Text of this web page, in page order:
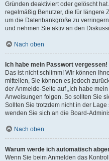
Gründen deaktiviert oder gelöscht
regelmäßig Benutzer, die für längere
um die Datenbankgröße zu
und nehmen Sie aktiv an den
Nach oben
Ich habe mein Passwort vergessen!
Das ist nicht schlimm! Wir können
mitteilen, Sie können es jedoch
der Anmelde-Seite auf „Ich habe
Anweisungen folgen. So sollten Sie
Sollten Sie trotzdem nicht in der
wenden Sie sich an die Board-
Nach oben
Warum werde ich automatisch
Wenn Sie beim Anmelden das